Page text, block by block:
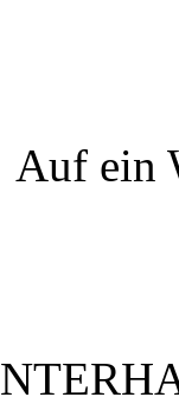
Auf ein